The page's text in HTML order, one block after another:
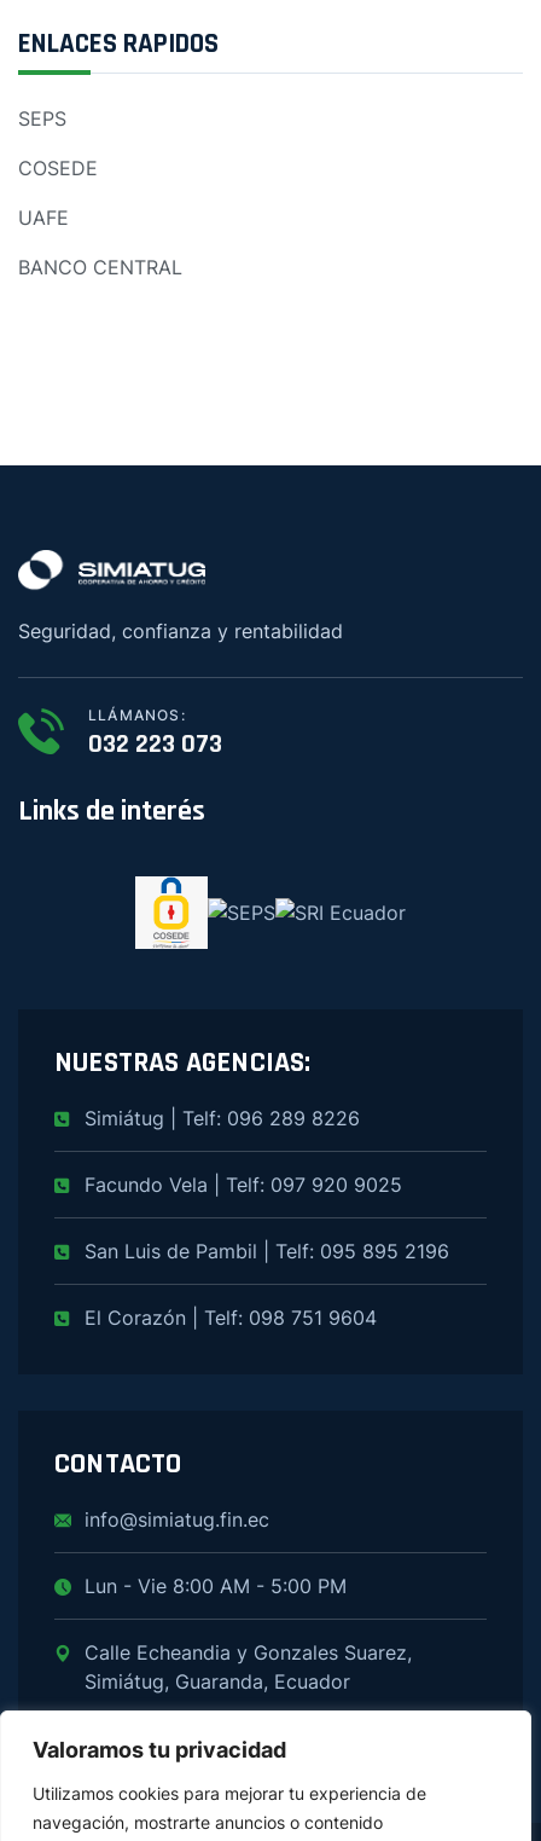
Valoramos tu privacidad
Utilizamos cookies para mejorar tu experiencia de
navegación, mostrarte anuncios o contenido
ENLACES RAPIDOS
SEPS
COSEDE
UAFE
BANCO CENTRAL
Seguridad, confianza y rentabilidad
LLÁMANOS:
032 223 073
Links de interés
NUESTRAS AGENCIAS:
Simiátug | Telf: 096 289 8226
Facundo Vela | Telf: 097 920 9025
San Luis de Pambil | Telf: 095 895 2196
El Corazón | Telf: 098 751 9604
CONTACTO
info@simiatug.fin.ec
Lun - Vie 8:00 AM - 5:00 PM
Calle Echeandia y Gonzales Suarez,
Simiátug, Guaranda, Ecuador